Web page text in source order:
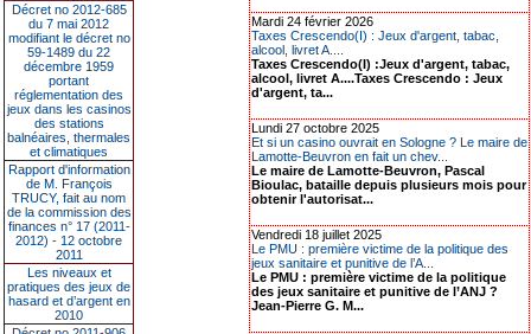
Décret no 2012-685
du 7 mai 2012
modifiant le décret no
59-1489 du 22
décembre 1959
portant
réglementation des
jeux dans les casinos
des stations
balnéaires, thermales
et climatiques
Rapport d'information
de M. François
TRUCY, fait au nom
de la commission des
finances n° 17 (2011-
2012) - 12 octobre
2011
Les niveaux et
pratiques des jeux de
hasard et d’argent en
2010
Mardi 24 février 2026
Taxes Crescendo(I) : Jeux d'argent, tabac,
alcool, livret A....
Taxes Crescendo(I) :Jeux d'argent, tabac,
alcool, livret A....Taxes Crescendo : Jeux
d'argent, ta...
Lundi 27 octobre 2025
Et si un casino ouvrait en Sologne ? Le maire de
Lamotte-Beuvron en fait un chev...
Le maire de Lamotte-Beuvron, Pascal
Bioulac, bataille depuis plusieurs mois pour
obtenir l'autorisat...
Vendredi 18 juillet 2025
Le PMU : première victime de la politique des
jeux sanitaire et punitive de l’A...
Le PMU : première victime de la politique
des jeux sanitaire et punitive de l’ANJ ?
Jean-Pierre G. M...